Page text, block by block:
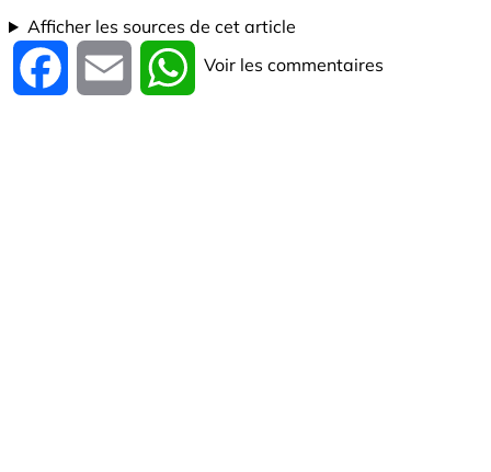
Afficher les sources de cet article
Facebook Email WhatsApp
Voir les commentaires